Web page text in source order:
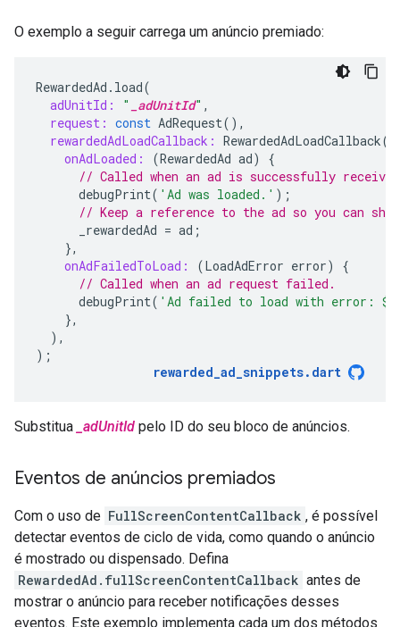
O exemplo a seguir carrega um anúncio premiado:
RewardedAd . load(
adUnitId:
" _adUnitId" ,
request: const AdRequest(),
rewardedAdLoadCallback: RewardedAdLoadCallback(
onAdLoaded:
(RewardedAd ad)
{
// Called when an ad is successfully
debugPrint( 'Ad was loaded.' );
// Keep a reference to the ad so you can
_rewardedAd = ad ;
},
onAdFailedToLoad:
(LoadAdError error)
{
// Called when an ad request failed.
debugPrint( 'Ad failed to load with error: $
},
),
);
rewarded_ad_snippets. dart
Substitua _adUnitId pelo ID do seu bloco de anúncios.
Eventos de anúncios premiados
Com o uso de FullScreenContentCallback , é possível
detectar eventos de ciclo de vida, como quando o anúncio
é mostrado ou dispensado. Defina
RewardedAd.fullScreenContentCallback antes de
mostrar o anúncio para receber notificações desses
eventos. Este exemplo implementa cada um dos métodos